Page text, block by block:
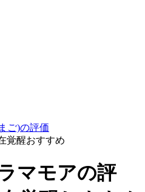
ご)の評価
覚醒おすすめ
マモアの評